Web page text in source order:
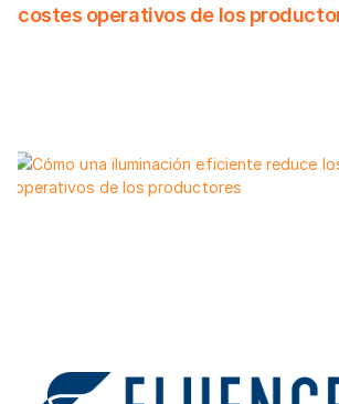
costes operativos de los